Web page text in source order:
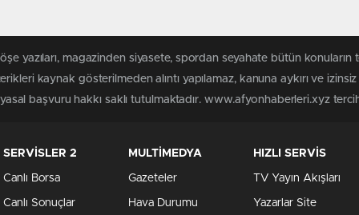
yazıları, magazinden siyasete, spordan seyahate bütün
kaynak gösterilmeden alıntı yapılamaz, kanuna aykırı ve
başvuru hakkı saklı tutulmaktadır. www.afyonhaberleri.xyz
SERVİSLER 2
Canlı Borsa
Canlı Sonuçlar
MULTİMEDYA
Gazeteler
Hava Durumu
HIZLI SERVİS
TV Yayın Akışları
Yazarlar Site